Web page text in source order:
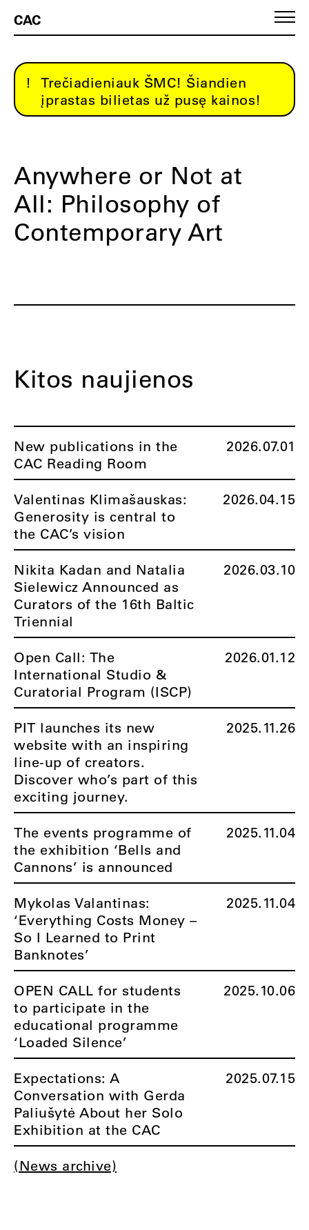
CAC
Trečiadieniauk ŠMC! Šiandien
įprastas bilietas už pusę kainos!
Anywhere or Not at
All: Philosophy of
Contemporary Art
Kitos naujienos
New publications in the
CAC Reading Room
2026.07.01
Valentinas Klimašauskas:
Generosity is central to
the CAC’s vision
2026.04.15
Nikita Kadan and Natalia
Sielewicz Announced as
Curators of the 16th Baltic
Triennial
2026.03.10
Open Call: The
International Studio &
Curatorial Program (ISCP)
2026.01.12
PIT launches its new
website with an inspiring
line-up of creators.
Discover who’s part of this
exciting journey.
2025.11.26
The events programme of
the exhibition ‘Bells and
Cannons’ is announced
2025.11.04
Mykolas Valantinas:
‘Everything Costs Money –
So I Learned to Print
Banknotes’
2025.11.04
OPEN CALL for students
to participate in the
educational programme
‘Loaded Silence’
2025.10.06
Expectations: A
Conversation with Gerda
Paliušytė About her Solo
Exhibition at the CAC
2025.07.15
(News archive)